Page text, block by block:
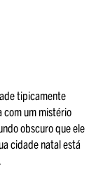
tipicamente
com um mistério
obscuro que ele
cidade natal está